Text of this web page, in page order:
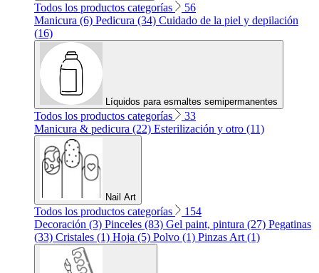
Todos los productos categorías
56
Manicura (6) Pedicura (34) Cuidado de la piel y depilación
(16)
Líquidos para esmaltes semipermanentes
Todos los productos categorías
33
Manicura & pedicura (22) Esterilización y otro (11)
Nail Art
Todos los productos categorías
154
Decoración (3) Pinceles (83) Gel paint, pintura (27) Pegatinas
(33) Cristales (1) Hoja (5) Polvo (1) Pinzas Art (1)